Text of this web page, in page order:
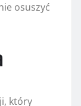
osuszyć
który